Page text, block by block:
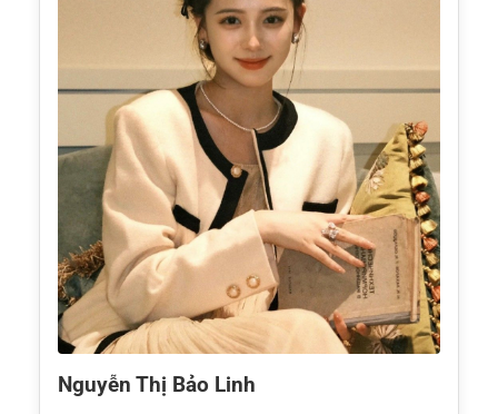
Nguyễn Thị Bảo Linh